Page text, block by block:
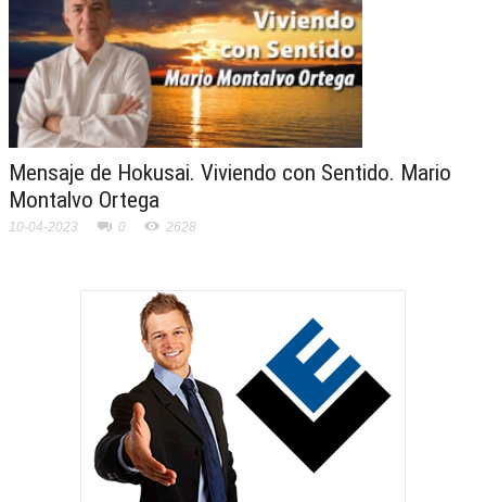
Mensaje de Hokusai. Viviendo con Sentido. Mario
Montalvo Ortega
10-04-2023 0 2628